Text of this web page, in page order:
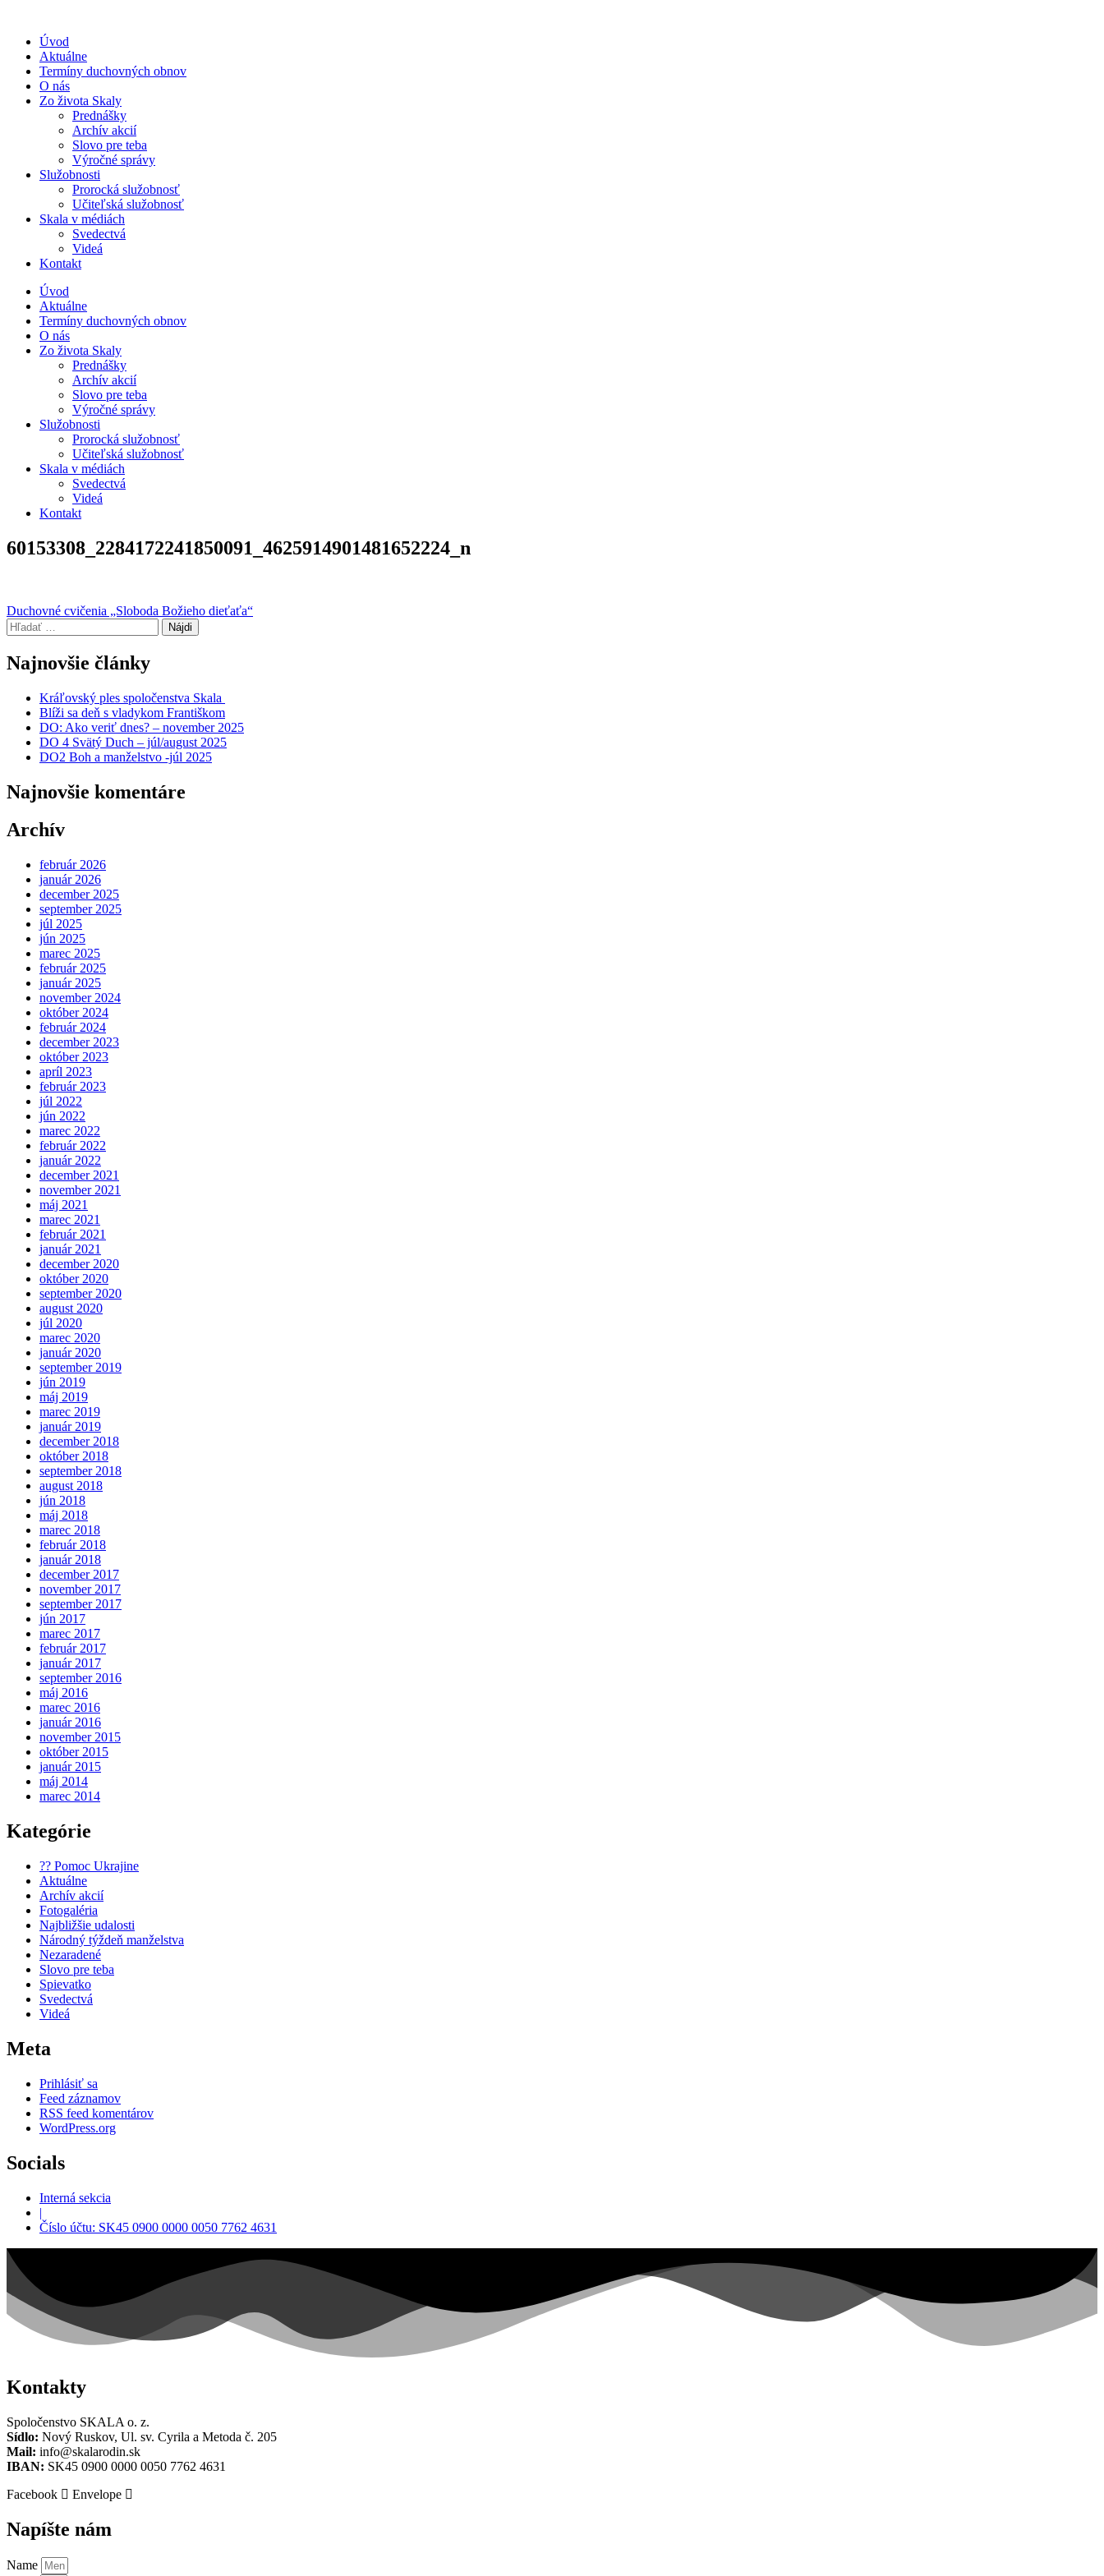
Úvod
Aktuálne
Termíny duchovných obnov
O nás
Zo života Skaly
Prednášky
Archív akcií
Slovo pre teba
Výročné správy
Služobnosti
Prorocká služobnosť
Učiteľská služobnosť
Skala v médiách
Svedectvá
Videá
Kontakt
Úvod
Aktuálne
Termíny duchovných obnov
O nás
Zo života Skaly
Prednášky
Archív akcií
Slovo pre teba
Výročné správy
Služobnosti
Prorocká služobnosť
Učiteľská služobnosť
Skala v médiách
Svedectvá
Videá
Kontakt
60153308_2284172241850091_4625914901481652224_n
Navigácia
v
článku
Duchovné cvičenia „Sloboda Božieho dieťaťa“
Hľadať:
Najnovšie články
Kráľovský ples spoločenstva Skala
Blíži sa deň s vladykom Františkom
DO: Ako veriť dnes? – november 2025
DO 4 Svätý Duch – júl/august 2025
DO2 Boh a manželstvo -júl 2025
Najnovšie komentáre
Archív
február 2026
január 2026
december 2025
september 2025
júl 2025
jún 2025
marec 2025
február 2025
január 2025
november 2024
október 2024
február 2024
december 2023
október 2023
apríl 2023
február 2023
júl 2022
jún 2022
marec 2022
február 2022
január 2022
december 2021
november 2021
máj 2021
marec 2021
február 2021
január 2021
december 2020
október 2020
september 2020
august 2020
júl 2020
marec 2020
január 2020
september 2019
jún 2019
máj 2019
marec 2019
január 2019
december 2018
október 2018
september 2018
august 2018
jún 2018
máj 2018
marec 2018
február 2018
január 2018
december 2017
november 2017
september 2017
jún 2017
marec 2017
február 2017
január 2017
september 2016
máj 2016
marec 2016
január 2016
november 2015
október 2015
január 2015
máj 2014
marec 2014
Kategórie
?? Pomoc Ukrajine
Aktuálne
Archív akcií
Fotogaléria
Najbližšie udalosti
Národný týždeň manželstva
Nezaradené
Slovo pre teba
Spievatko
Svedectvá
Videá
Meta
Prihlásiť sa
Feed záznamov
RSS feed komentárov
WordPress.org
Socials
Interná sekcia
|
Číslo účtu: SK45 0900 0000 0050 7762 4631
Kontakty
Spoločenstvo SKALA o. z.
Sídlo: Nový Ruskov, Ul. sv. Cyrila a Metoda č. 205
Mail: info@skalarodin.sk
IBAN: SK45 0900 0000 0050 7762 4631
Facebook
Envelope
Napíšte nám
Name